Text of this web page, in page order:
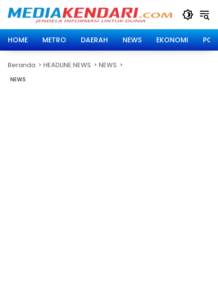
HOME
METRO DAERAH NEWS EKONOMI
Beranda HEADLINE NEWS NEWS
NEWS